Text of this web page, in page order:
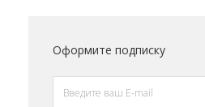
Оформите подписку